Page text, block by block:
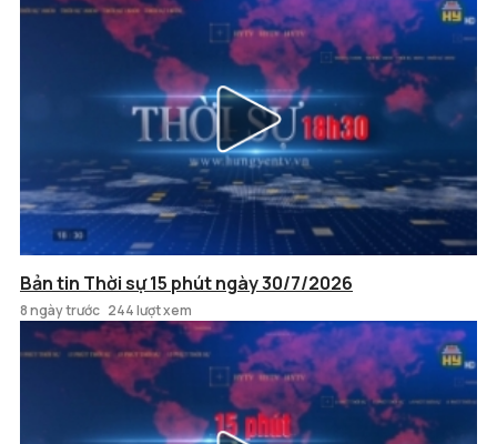
Bản tin Thời sự 15 phút ngày 30/7/2026
8 ngày trước 244 lượt xem